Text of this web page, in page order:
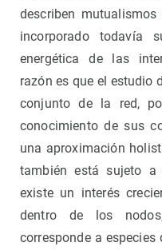
describen
incorporado todavía
energética de las
razón es que el estudio
conjunto de la red,
conocimiento de sus
una aproximación
también está sujeto a
existe un interés
dentro de los
corresponde a